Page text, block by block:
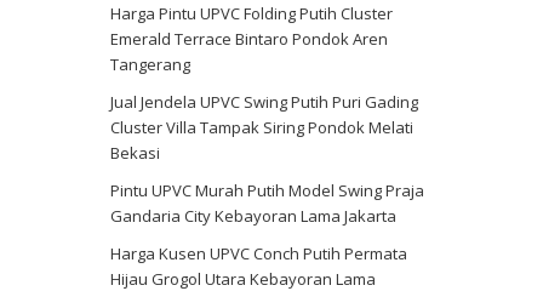
Harga Pintu UPVC Folding Putih Cluster
Emerald Terrace Bintaro Pondok Aren
Tangerang
Jual Jendela UPVC Swing Putih Puri Gading
Cluster Villa Tampak Siring Pondok Melati
Bekasi
Pintu UPVC Murah Putih Model Swing Praja
Gandaria City Kebayoran Lama Jakarta
Harga Kusen UPVC Conch Putih Permata
Hijau Grogol Utara Kebayoran Lama